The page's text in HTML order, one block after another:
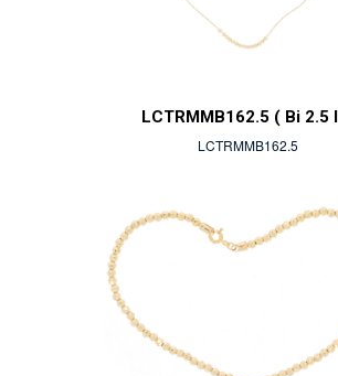
LCTRMMB162.5 ( Bi 2.5
LCTRMMB162.5